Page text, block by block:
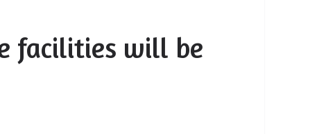
facilities will be